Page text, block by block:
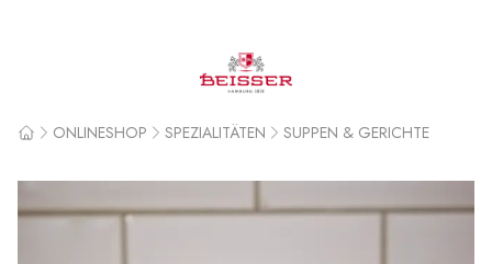
Beisser
ONLINESHOP SPEZIALITÄTEN SUPPEN & GERICHTE